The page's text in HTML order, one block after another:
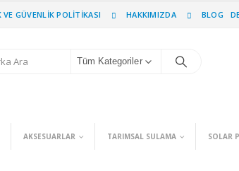
VE GÜVENLIK POLITIKASI HAKKIMIZDA BLOG
Tüm Kategoriler
AKSESUARLAR TARIMSAL SULAMA SOLAR